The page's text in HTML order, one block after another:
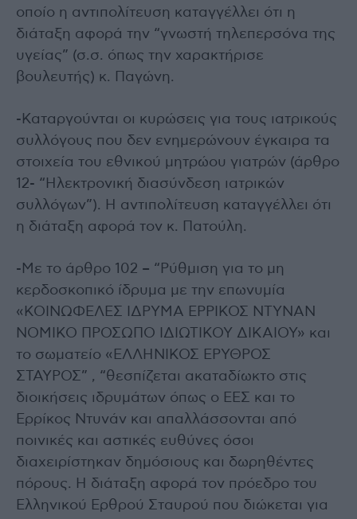
οποίο η αντιπολίτευση καταγγέλλει ότι η
διάταξη αφορά την “γνωστή τηλεπερσόνα της
υγείας” (σ.σ. όπως την χαρακτήρισε
βουλευτής) κ. Παγώνη.
-Καταργούνται οι κυρώσεις για τους ιατρικούς
συλλόγους που δεν ενημερώνουν έγκαιρα τα
στοιχεία του εθνικού μητρώου γιατρών (άρθρο
12- “Ηλεκτρονική διασύνδεση ιατρικών
συλλόγων”). Η αντιπολίτευση καταγγέλλει ότι
η διάταξη αφορά τον κ. Πατούλη.
-Με το άρθρο 102 – “Ρύθμιση για το μη
κερδοσκοπικό ίδρυμα με την επωνυμία
«ΚΟΙΝΩΦΕΛΕΣ ΙΔΡΥΜΑ ΕΡΡΙΚΟΣ ΝΤΥΝΑΝ
ΝΟΜΙΚΟ ΠΡΟΣΩΠΟ ΙΔΙΩΤΙΚΟΥ ΔΙΚΑΙΟΥ» και
το σωματείο «ΕΛΛΗΝΙΚΟΣ ΕΡΥΘΡΟΣ
ΣΤΑΥΡΟΣ” , “θεσπίζεται ακαταδίωκτο στις
διοικήσεις ιδρυμάτων όπως ο ΕΕΣ και το
Ερρίκος Ντυνάν και απαλλάσσονται από
ποινικές και αστικές ευθύνες όσοι
διαχειρίστηκαν δημόσιους και δωρηθέντες
πόρους. Η διάταξη αφορά τον πρόεδρο του
Ελληνικού Ερθρού Σταυρού που διώκεται για